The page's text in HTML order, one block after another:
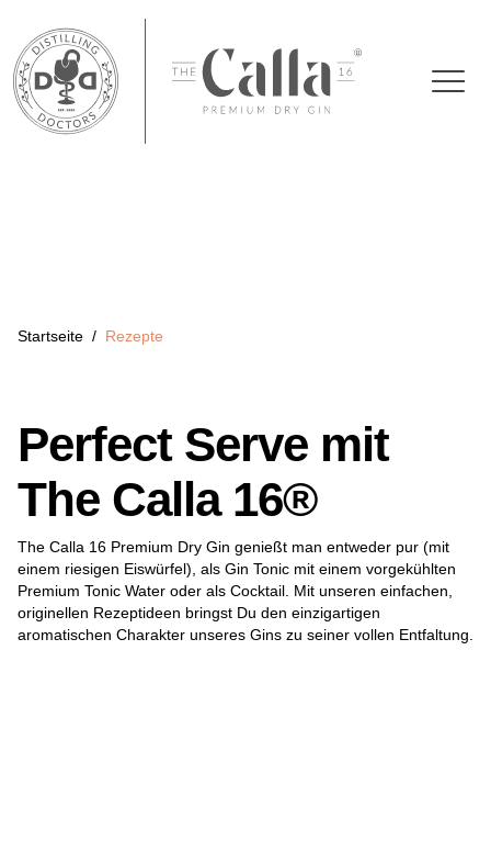
Startseite / Rezepte
Perfect Serve mit
The Calla 16®
The Calla 16 Premium Dry Gin genießt man entweder pur (mit
einem riesigen Eiswürfel), als Gin Tonic mit einem vorgekühlten
Premium Tonic Water oder als Cocktail. Mit unseren einfachen,
originellen Rezeptideen bringst Du den einzigartigen
aromatischen Charakter unseres Gins zu seiner vollen Entfaltung.